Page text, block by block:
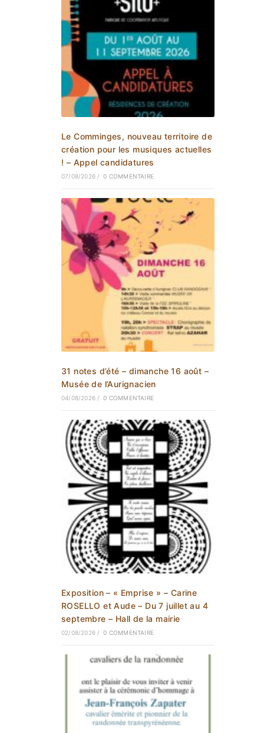
Le Comminges, nouveau territoire de
création pour les musiques actuelles
! – Appel candidatures
07/08/2026 / 0 COMMENTAIRE
31 notes d’été – dimanche 16 août –
Musée de l’Aurignacien
04/08/2026 / 0 COMMENTAIRE
Exposition – « Emprise » – Carine
ROSELLO et Aude – Du 7 juillet au 4
septembre – Hall de la mairie
02/08/2026 / 0 COMMENTAIRE